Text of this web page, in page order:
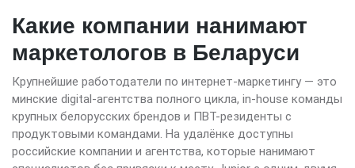
Какие компании нанимают
маркетологов в Беларуси
Крупнейшие работодатели по интернет-маркетингу — это
минские digital-агентства полного цикла, in-house команды
крупных белорусских брендов и ПВТ-резиденты с
продуктовыми командами. На удалёнке доступны
российские компании и агентства, которые нанимают